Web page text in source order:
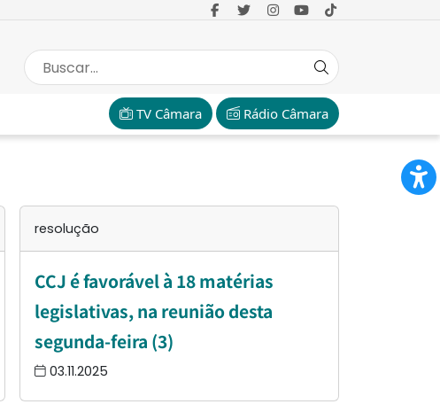
TV Câmara Rádio Câmara
resolução
CCJ é favorável à 18 matérias
legislativas, na reunião desta
segunda-feira (3)
03.11.2025